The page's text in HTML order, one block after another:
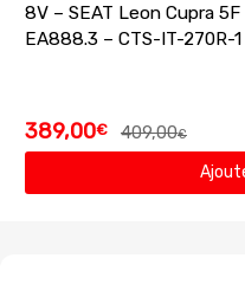
8V – SEAT Leon Cupra 5F
EA888.3 – CTS-IT-270R-1
409,00€
389,00€